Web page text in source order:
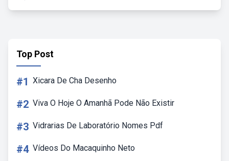
Top Post
#1 Xicara De Cha Desenho
#2 Viva O Hoje O Amanhã Pode Não Existir
#3 Vidrarias De Laboratório Nomes Pdf
#4 Vídeos Do Macaquinho Neto